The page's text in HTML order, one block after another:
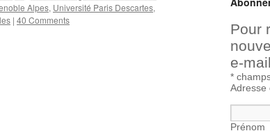
Alpes, Université Paris Descartes,
| 40 Comments
Pour
e-mail
*
Adresse
Prénom